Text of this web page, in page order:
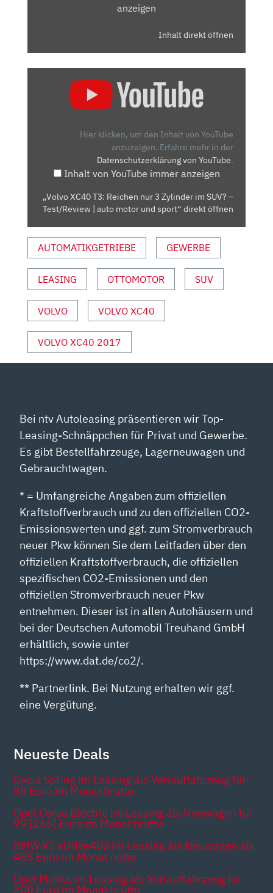
anzeigen
Inhalt direkt öffnen
SUV?
|
AUTO
UND
SPORT“
VON
YOUTUBE
ANZEIGEN
Hier klicken, um den Inhalt von YouTube
anzuzeigen. Erfahre mehr in der
Datenschutzerklärung von YouTube.
Inhalt von YouTube immer anzeigen
„Volvo XC40 T3: Reichen nur 3 Zylinder im SUV? –
Test/Review | auto motor und sport“ direkt öffnen
AUTOMATIKGETRIEBE GEWERBE
LEASING OTTOMOTOR SUV
VOLVO VOLVO XC40
VOLVO XC40 2017
Bei ntv Autoleasing präsentieren wir Top-
Leasing-Schnäppchen für Privat und Gewerbe.
Es gibt Bestellfahrzeuge, Lagerneuwagen und
Gebrauchtwagen.
* = Umfangreiche Angaben zum offiziellen
Kraftstoffverbrauch und zu den offiziellen CO2-
Emissionswerten und ggf. zum Stromverbrauch
neuer Pkw können Sie dem Leitfaden über den
offiziellen Kraftstoffverbrauch, die offiziellen
spezifischen CO2-Emissionen und den
offiziellen Stromverbrauch neuer Pkw
entnehmen. Dieser ist in allen Autohäusern und
bei der Deutschen Automobil Treuhand GmbH
erhältlich, sowie unter
https://www.dat.de/co2/.
** Partnerlink. Bei Nutzung erhalten wir ggf.
eine Vergütung.
Neueste Deals
Dacia Spring im Leasing als Vorlauffahrzeug für
89 Euro im Monat brutto
Opel Corsa Electric im Leasing als Neuwagen für
99 [266] Euro im Monat brutto
BMW X3 xDrive40d im Leasing als Neuwagen ab
485 Euro im Monat netto
Opel Mokka im Leasing als Vorlauffahrzeug für
200 Euro im Monat brutto